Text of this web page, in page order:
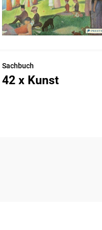
Sachbuch
42 x Kunst